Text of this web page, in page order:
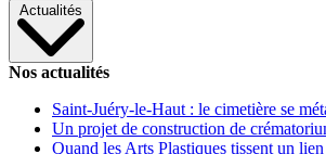
Actualités
Nos actualités
Saint-Juéry-le-Haut : le cimetière se
Un projet de construction de
Quand les Arts Plastiques tissent un